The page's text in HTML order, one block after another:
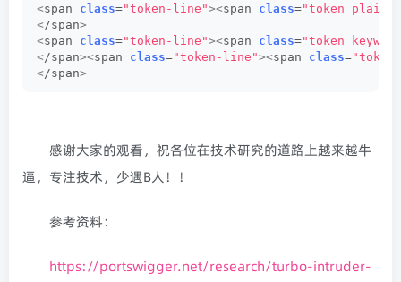
<span class="token-line"><span class="token plain"
</span>
<span class="token-line"><span class="token
</span><span class="token-line"><span class=
</span>
感谢大家的观看，祝各位在技术研究的道路上越来越牛
逼，专注技术，少遇B人！！
参考资料：
https://portswigger.net/research/turbo-intruder-